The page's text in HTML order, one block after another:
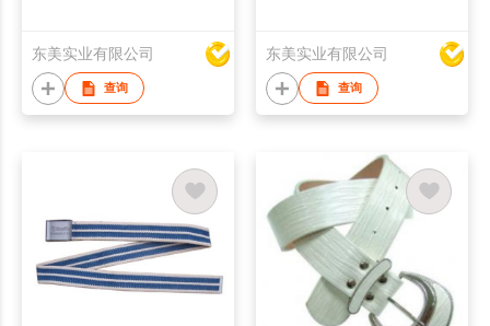
东美实业有限公司
查询
东美实业有限公司
查询